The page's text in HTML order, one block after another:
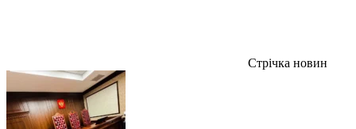
Стрічка новин